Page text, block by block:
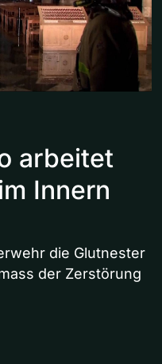
arbeitet
Innern
die Glutnester
der Zerstörung